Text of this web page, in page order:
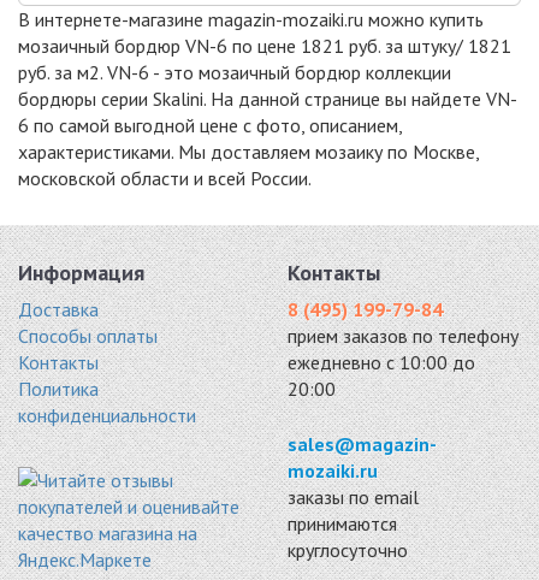
В интернете-магазине magazin-mozaiki.ru можно купить
мозаичный бордюр VN-6 по цене 1821 руб. за штуку/ 1821
руб. за м2. VN-6 - это мозаичный бордюр коллекции
бордюры серии Skalini. На данной странице вы найдете VN-
6 по самой выгодной цене с фото, описанием,
характеристиками. Мы доставляем мозаику по Москве,
московской области и всей России.
Информация
Доставка
Способы оплаты
Контакты
Политика
конфиденциальности
Контакты
8 (495) 199-79-84
прием заказов по телефону
ежедневно с 10:00 до
20:00
sales@magazin-
mozaiki.ru
заказы по email
принимаются
круглосуточно